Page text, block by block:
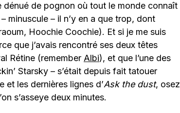
de pognon où tout le monde connaît
minuscule – il n’y en a que trop, dont
Hoochie Coochie). Et si je me suis
que j’avais rencontré ses deux têtes
Rétine (remember Albi), et que l’une des
Starsky – s’était depuis fait tatouer
et les dernières lignes d’Ask the dust, osez
s’asseye deux minutes.